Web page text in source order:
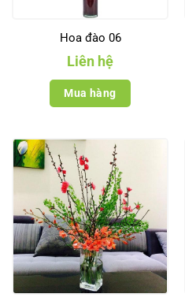
Hoa đào 06
Liên hệ
Mua hàng